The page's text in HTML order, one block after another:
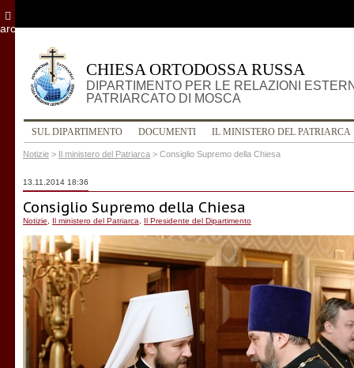
CHIESA ORTODOSSA RUSSA
DIPARTIMENTO PER LE RELAZIONI
PATRIARCATO DI MOSCA
SUL DIPARTIMENTO DOCUMENTI IL MINISTERO DEL PATRIARCA
Notizie > Il ministero del Patriarca > Consiglio Supremo della Chiesa
13.11.2014 18:36
Consiglio Supremo della Chiesa
Notizie Il ministero del Patriarca Il Presidente del Dipartimento
archivio